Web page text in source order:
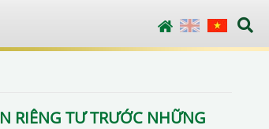
RIÊNG TƯ TRƯỚC NHỮNG